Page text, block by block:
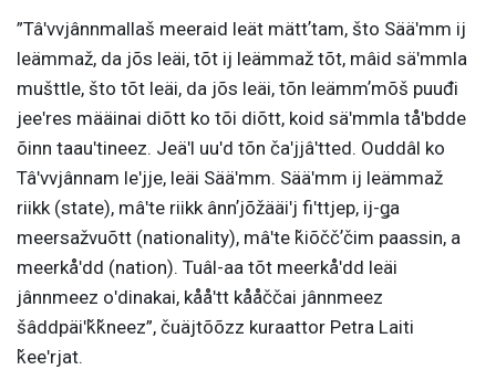
”Tâʹvvjânnmallaš meeraid leät mättʼtam, što Sääʹmm ij
leämmaž, da jõs leäi, tõt ij leämmaž tõt, mâid säʹmmla
mušttle, što tõt leäi, da jõs leäi, tõn leämmʼmõš puuđi
jeeʹres määinai diõtt ko tõi diõtt, koid säʹmmla tåʹbdde
õinn taauʹtineez. Jeäʹl uuʹd tõn čaʹjjâʹtted. Ouddâl ko
Tâʹvvjânnam leʹjje, leäi Sääʹmm. Sääʹmm ij leämmaž
riikk (state), mâʹte riikk ânnʼjõžääiʹj fiʹttjep, ij-ǥa
meersažvuõtt (nationality), mâʹte ǩiõččʼčim paassin, a
meerkåʹdd (nation). Tuâl-aa tõt meerkåʹdd leäi
jânnmeez oʹdinakai, kååʹtt kååččai jânnmeez
šâddpäiʹǩǩneez”, čuäjtõõzz kuraattor Petra Laiti
ǩeeʹrjat.